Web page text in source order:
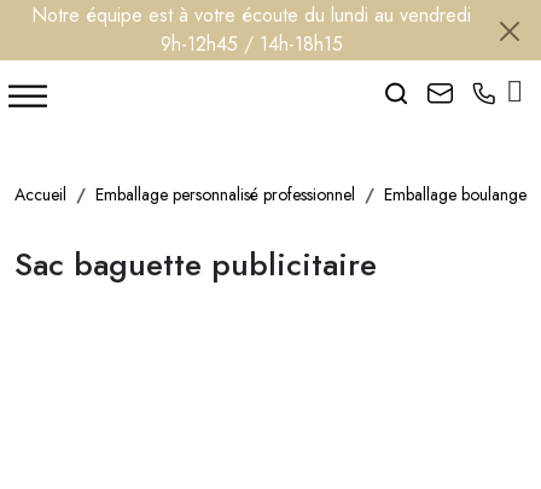
Notre équipe est à votre écoute du lundi au vendredi
9h-12h45 / 14h-18h15
Search
Accueil Emballage personnalisé professionnel Emballage
Sac baguette publicitaire